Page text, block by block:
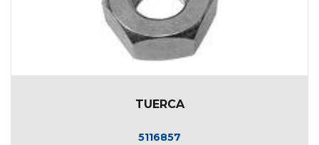
TUERCA
5116857